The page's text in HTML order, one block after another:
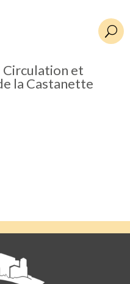
U
Circulation et
la Castanette